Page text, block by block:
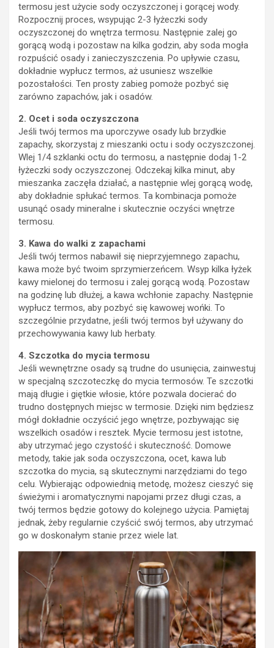
termosu jest użycie sody oczyszczonej i gorącej wody.
Rozpocznij proces, wsypując 2-3 łyżeczki sody
oczyszczonej do wnętrza termosu. Następnie zalej go
gorącą wodą i pozostaw na kilka godzin, aby soda mogła
rozpuścić osady i zanieczyszczenia. Po upływie czasu,
dokładnie wypłucz termos, aż usuniesz wszelkie
pozostałości. Ten prosty zabieg pomoże pozbyć się
zarówno zapachów, jak i osadów.
2. Ocet i soda oczyszczona
Jeśli twój termos ma uporczywe osady lub brzydkie
zapachy, skorzystaj z mieszanki octu i sody oczyszczonej.
Wlej 1/4 szklanki octu do termosu, a następnie dodaj 1-2
łyżeczki sody oczyszczonej. Odczekaj kilka minut, aby
mieszanka zaczęła działać, a następnie wlej gorącą wodę,
aby dokładnie spłukać termos. Ta kombinacja pomoże
usunąć osady mineralne i skutecznie oczyści wnętrze
termosu.
3. Kawa do walki z zapachami
Jeśli twój termos nabawił się nieprzyjemnego zapachu,
kawa może być twoim sprzymierzeńcem. Wsyp kilka łyżek
kawy mielonej do termosu i zalej gorącą wodą. Pozostaw
na godzinę lub dłużej, a kawa wchłonie zapachy. Następnie
wypłucz termos, aby pozbyć się kawowej wońki. To
szczególnie przydatne, jeśli twój termos był używany do
przechowywania kawy lub herbaty.
4. Szczotka do mycia termosu
Jeśli wewnętrzne osady są trudne do usunięcia, zainwestuj
w specjalną szczoteczkę do mycia termosów. Te szczotki
mają długie i giętkie włosie, które pozwala docierać do
trudno dostępnych miejsc w termosie. Dzięki nim będziesz
mógł dokładnie oczyścić jego wnętrze, pozbywając się
wszelkich osadów i resztek. Mycie termosu jest istotne,
aby utrzymać jego czystość i skuteczność. Domowe
metody, takie jak soda oczyszczona, ocet, kawa lub
szczotka do mycia, są skutecznymi narzędziami do tego
celu. Wybierając odpowiednią metodę, możesz cieszyć się
świeżymi i aromatycznymi napojami przez długi czas, a
twój termos będzie gotowy do kolejnego użycia. Pamiętaj
jednak, żeby regularnie czyścić swój termos, aby utrzymać
go w doskonałym stanie przez wiele lat.